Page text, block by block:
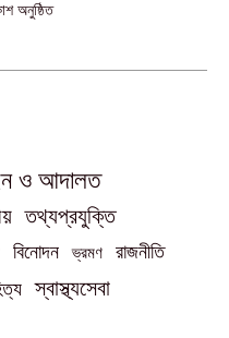
অনুষ্ঠিত
ও আদালত
তথ্যপ্রযুক্তি
বিনোদন ভ্রমণ রাজনীতি
স্বাস্থ্যসেবা